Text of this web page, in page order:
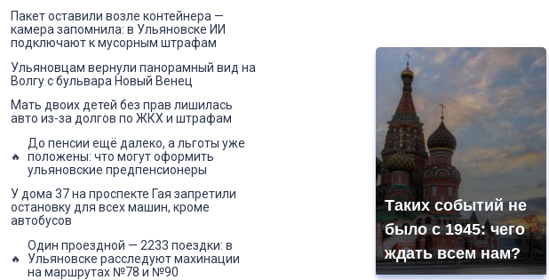
Таких событий не
было с 1945: чего
ждать всем нам?
Пакет оставили возле контейнера —
камера запомнила: в Ульяновске ИИ
подключают к мусорным штрафам
Ульяновцам вернули панорамный вид на
Волгу с бульвара Новый Венец
Мать двоих детей без прав лишилась
авто из-за долгов по ЖКХ и штрафам
До пенсии ещё далеко, а льготы уже
положены: что могут оформить
ульяновские предпенсионеры
У дома 37 на проспекте Гая запретили
остановку для всех машин, кроме
автобусов
Один проездной — 2233 поездки: в
Ульяновске расследуют махинации
на маршрутах №78 и №90